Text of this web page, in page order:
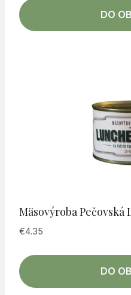
DO
Mäsovýroba
€4.35
DO